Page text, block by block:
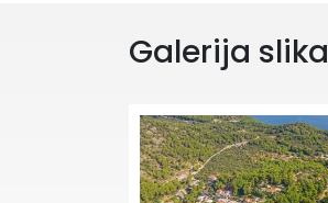
Galerija slika